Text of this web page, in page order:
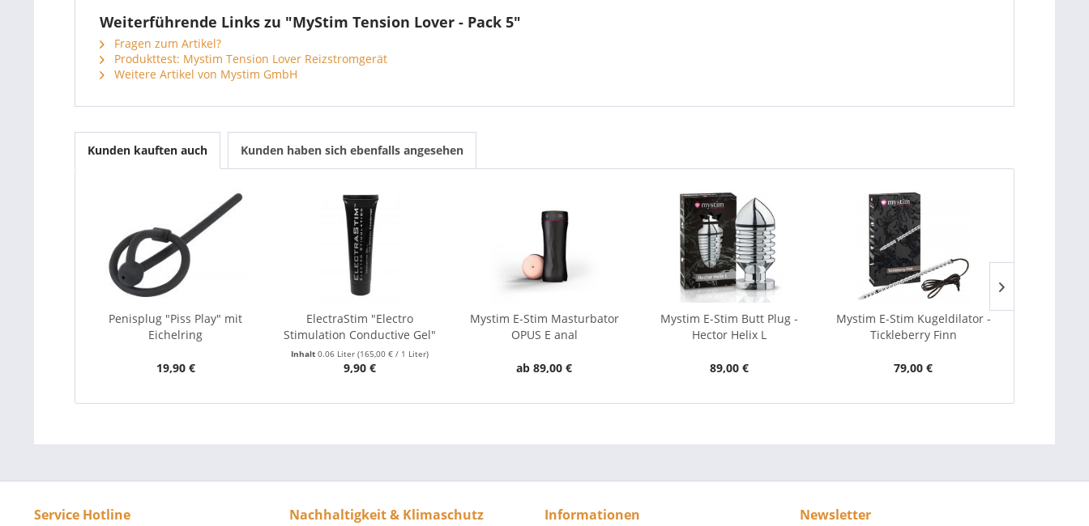
Weiterführende Links zu "MyStim Tension Lover - Pack 5"
Fragen zum Artikel?
Produkttest: Mystim Tension Lover Reizstromgerät
Weitere Artikel von Mystim GmbH
Kunden kauften auch Kunden haben sich ebenfalls angesehen
Penisplug "Piss Play" mit
Eichelring
19,90 €
ElectraStim "Electro
Stimulation Conductive Gel"
Inhalt0.06 Liter(165,00 € / 1 Liter)
9,90 €
Mystim E-Stim Masturbator
OPUS E anal
ab 89,00 €
Mystim E-Stim Butt Plug -
Hector Helix L
89,00 €
Mystim E-Stim Kugeldilator -
Tickleberry Finn
79,00 €
Service Hotline Nachhaltigkeit & Klimaschutz Informationen Newsletter